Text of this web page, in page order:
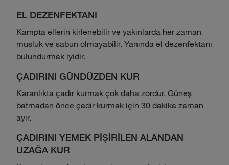
EL DEZENFEKTANI
Kampta ellerin kirlenebilir ve yakınlarda her zaman
musluk ve sabun olmayabilir. Yanında el dezenfektanı
bulundurmak iyidir.
ÇADIRINI GÜNDÜZDEN KUR
Karanlıkta çadır kurmak çok daha zordur. Güneş
batmadan önce çadır kurmak için 30 dakika zaman
ayır.
ÇADIRINI YEMEK PİŞİRİLEN ALANDAN
UZAĞA KUR